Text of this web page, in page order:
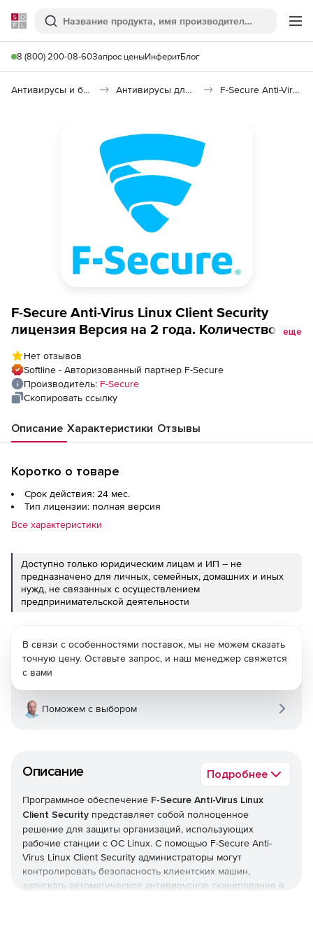
Softline
Поиск
8 (800) 200-08-60Запрос ценыИнферитБлог
Антивирусы и безопасность Антивирусы для организаций F-Secure Anti-Virus Linux Client Security
F-Secure Anti-Virus Linux Client Security
лицензия Версия на 2 года. Количество
еще
Нет отзывов
Softline - Авторизованный партнер F-Secure
Производитель: F-Secure
Скопировать ссылку
Описание Характеристики Отзывы
Коротко о товаре
Срок действия: 24 мес.
Тип лицензии: полная версия
Все характеристики
Доступно только юридическим лицам и ИП – не
предназначено для личных, семейных, домашних и иных
нужд, не связанных с осуществлением
предпринимательской деятельности
Описание Подробнее
Программное обеспечение F-Secure Anti-Virus Linux
Client Security представляет собой полноценное
решение для защиты организаций, использующих
рабочие станции с ОС Linux. С помощью F-Secure Anti-
Virus Linux Client Security администраторы могут
контролировать безопасность клиентских машин,
запускать автоматическое антивирусное сканирование в
В связи с особенностями поставок, мы не можем сказать
точную цену. Оставьте запрос, и наш менеджер свяжется
с вами
Поможем с выбором